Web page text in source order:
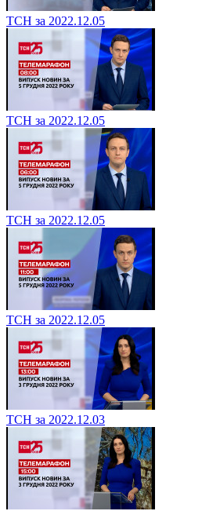
ТСН за 2022.12.05
ТСН за 2022.12.05
ТСН за 2022.12.05
ТСН за 2022.12.05
ТСН за 2022.12.03